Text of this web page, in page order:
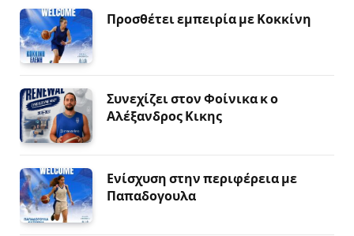
Προσθέτει εμπειρία με Κοκκίνη
Συνεχίζει στον Φοίνικα κ ο
Αλέξανδρος Κικης
Ενίσχυση στην περιφέρεια με
Παπαδογουλα